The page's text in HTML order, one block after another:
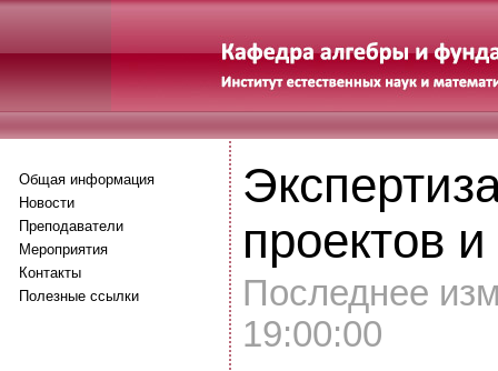
Общая информация
Новости
Преподаватели
Мероприятия
Контакты
Полезные ссылки
проектов
Последнее
19:00:00